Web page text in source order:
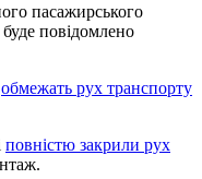
пасажирського
повідомлено
обмежать рух транспорту
повністю закрили рух